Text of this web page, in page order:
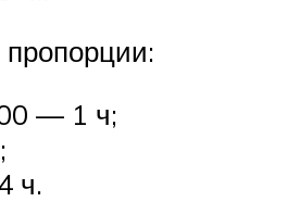
— 1 ч;
ч.